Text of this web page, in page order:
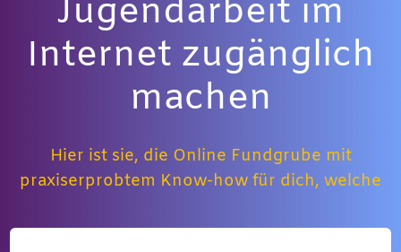
Jugendarbeit im
Internet zugänglich
machen
Hier ist sie, die Online Fundgrube mit
praxiserprobtem Know-how für dich, welche